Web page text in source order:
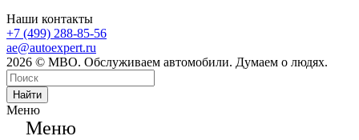
Наши контакты
+7 (499) 288-85-56
ae@autoexpert.ru
2026 © МВО. Обслуживаем автомобили. Думаем о людях.
Найти
Меню
Меню